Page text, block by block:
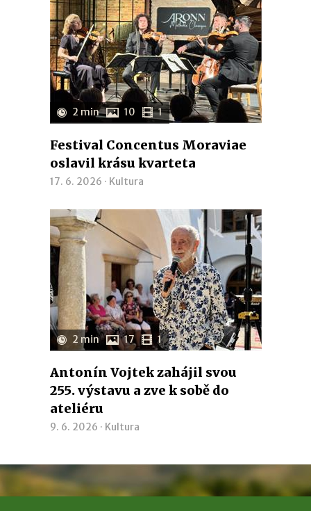
2 min 10 1
Festival Concentus Moraviae
oslavil krásu kvarteta
17. 6. 2026 · Kultura
2 min 17 1
Antonín Vojtek zahájil svou
255. výstavu a zve k sobě do
ateliéru
9. 6. 2026 · Kultura